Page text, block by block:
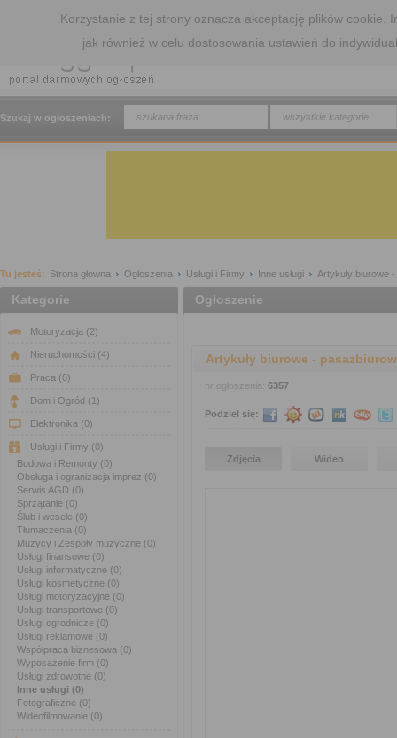
Szukaj w ogłoszeniach: wszystkie kategorie
Tu jesteś: Strona głowna Ogłoszenia Usługi i Firmy Inne usługi Artykuły biurowe
Kategorie
Motoryzacja (2)
Nieruchomości (4)
Praca (0)
Dom i Ogród (1)
Elektronika (0)
Usługi i Firmy (0)
Budowa i Remonty (0)
Obsługa i ogranizacja imprez (0)
Serwis AGD (0)
Sprzątanie (0)
Ślub i wesele (0)
Tłumaczenia (0)
Muzycy i Zespoły muzyczne (0)
Usługi finansowe (0)
Usługi informatyczne (0)
Usługi kosmetyczne (0)
Usługi motoryzacyjne (0)
Usługi transportowe (0)
Usługi ogrodnicze (0)
Usługi reklamowe (0)
Współpraca biznesowa (0)
Wyposażenie firm (0)
Usługi zdrowotne (0)
Inne usługi (0)
Fotograficzne (0)
Wideofilmowanie (0)
Ogłoszenie
Artykuły biurowe -
nr ogłoszenia: 6357
Podziel się:
Zdjęcia Wideo
Korzystanie z tej strony oznacza akceptację plików cookie.
jak również w celu dostosowania ustawień do